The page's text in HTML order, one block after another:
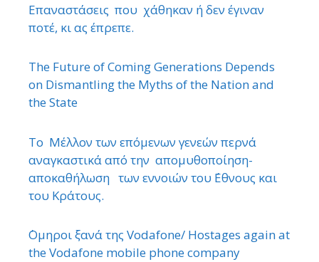
Επαναστάσεις που χάθηκαν ή δεν έγιναν
ποτέ, κι ας έπρεπε.
The Future of Coming Generations Depends
on Dismantling the Myths of the Nation and
the State
Το Μέλλον των επόμενων γενεών περνά
αναγκαστικά από την απομυθοποίηση-
αποκαθήλωση των εννοιών του ΄Εθνους και
του Κράτους.
΄Ομηροι ξανά της Vodafone/ Hostages again at
the Vodafone mobile phone company